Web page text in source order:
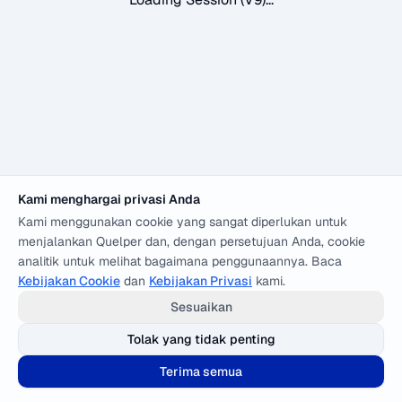
Kami menghargai privasi Anda
Kami menggunakan cookie yang sangat diperlukan untuk
menjalankan Quelper dan, dengan persetujuan Anda, cookie
analitik untuk melihat bagaimana penggunaannya. Baca
Kebijakan Cookie dan Kebijakan Privasi kami.
Sesuaikan
Tolak yang tidak penting
Terima semua